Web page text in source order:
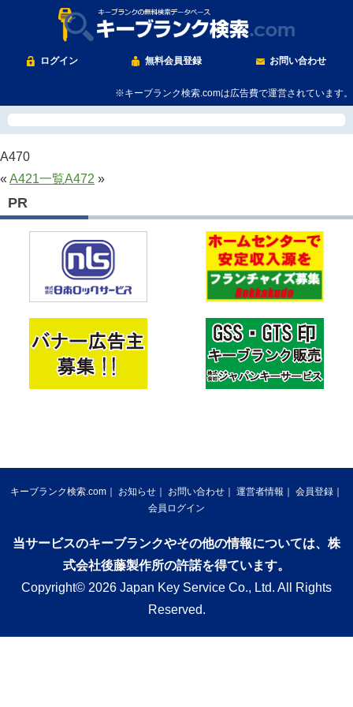
ログイン 無料会員登録 お問い合わせ
※キーブランク検索.comは広告費で運営されています。
A470
« A421一覧A472 »
PR
キーブランク検索.com お知らせ お問い合わせ 運営者情報
会員登録
会員ログイン
当サービスのキーブランクやその他の情報については、株
式会社後藤製作所の許諾を得ています。
Copyright© 2026 Japan Key Service Co., Ltd. All Rights
Reserved.